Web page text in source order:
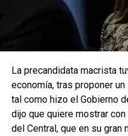
La precandidata macrista
economía, tras proponer
tal como hizo el Gobierno
dijo que quiere mostrar
del Central, que en su gran